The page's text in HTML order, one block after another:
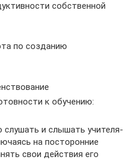
собственной
по созданию
к обучению:
слушать и слышать учителя-
на посторонние
свои действия его